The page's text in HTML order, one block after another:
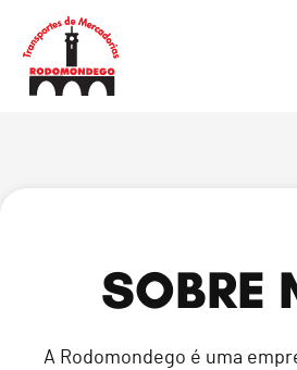
SOBRE
A Rodomondego é uma